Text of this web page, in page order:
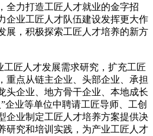
全力打造工匠人才就业的金字招
企业工匠人才队伍建设发挥更大作
展，积极探索工匠人才培养的新方
匠人才发展需求研究，扩充工匠
重点从链主企业、头部企业、承担
头企业、地方骨干企业、本地成长
企业等单位中聘请工匠导师、工创
企业制定工匠人才培养方案提供决
研究和培训实践，为产业工匠人才